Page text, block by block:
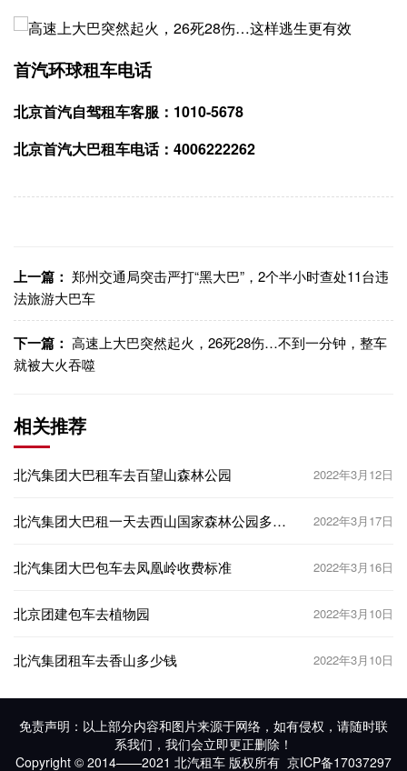
首汽环球租车电话
北京首汽自驾租车客服：1010-5678
北京首汽大巴租车电话：4006222262
上一篇： 郑州交通局突击严打“黑大巴”，2个半小时查处11台违
法旅游大巴车
下一篇： 高速上大巴突然起火，26死28伤…不到一分钟，整车
就被大火吞噬
相关推荐
北汽集团大巴租车去百望山森林公园 2022年3月12日
北汽集团大巴租一天去西山国家森林公园多少
2022年3月17日
北汽集团大巴包车去凤凰岭收费标准 2022年3月16日
北京团建包车去植物园 2022年3月10日
北汽集团租车去香山多少钱 2022年3月10日
免责声明：以上部分内容和图片来源于网络，如有侵权，请随时联
系我们，我们会立即更正删除！
Copyright © 2014——2021 北汽租车 版权所有 京ICP备17037297